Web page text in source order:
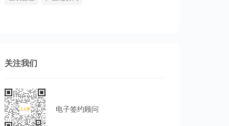
关注我们
电子签约顾问